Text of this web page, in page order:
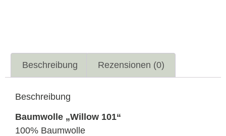
Beschreibung Rezensionen (0)
Beschreibung
Baumwolle „Willow 101“
100% Baumwolle